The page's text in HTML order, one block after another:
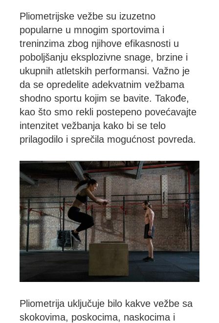
Pliometrijske vežbe su izuzetno
popularne u mnogim sportovima i
treninzima zbog njihove efikasnosti u
poboljšanju eksplozivne snage, brzine i
ukupnih atletskih performansi. Važno je
da se opredelite adekvatnim vežbama
shodno sportu kojim se bavite. Takođe,
kao što smo rekli postepeno povećavajte
intenzitet vežbanja kako bi se telo
prilagodilo i sprečila mogućnost povreda.
Pliometrija uključuje bilo kakve vežbe sa
skokovima, poskocima, naskocima i